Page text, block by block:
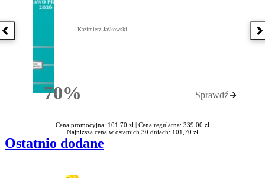
Poprzednia książka
70%Rabatu
Kazimierz Jaśkowski
Sprawdź
Cena promocyjna: 101,70 zł | Cena regularna: 339,00 zł
Najniższa cena w ostatnich 30 dniach: 101,70 zł
Ostatnio dodane